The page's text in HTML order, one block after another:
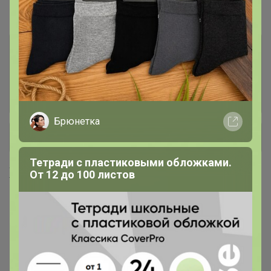
#1 грунты, удобрения
2 удобрения и регуляторы роста 571
3 защита от насекомых и
грызунов
293
Хиты продаж
Брюнетка
Тетради с пластиковыми обложками.
От 12 до 100 листов